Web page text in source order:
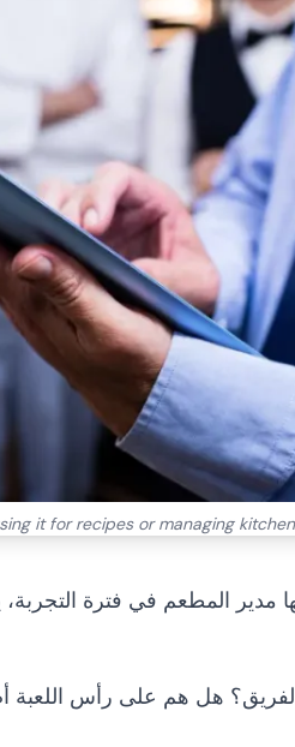
it for recipes or managing
بها مدير المطعم في فترة
هل هم على رأس اللعبة